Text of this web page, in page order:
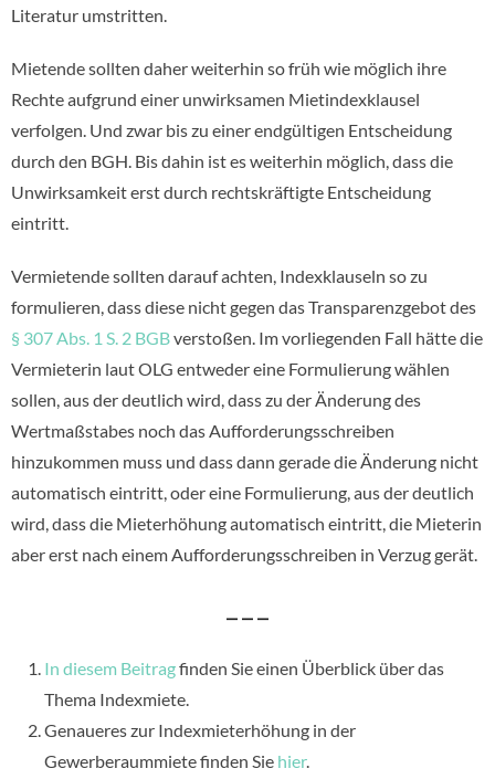
Literatur umstritten.
Mietende sollten daher weiterhin so früh wie möglich ihre
Rechte aufgrund einer unwirksamen Mietindexklausel
verfolgen. Und zwar bis zu einer endgültigen Entscheidung
durch den BGH. Bis dahin ist es weiterhin möglich, dass die
Unwirksamkeit erst durch rechtskräftigte Entscheidung
eintritt.
Vermietende sollten darauf achten, Indexklauseln so zu
formulieren, dass diese nicht gegen das Transparenzgebot des
§ 307 Abs. 1 S. 2 BGBverstoßen. Im vorliegenden Fall hätte die
Vermieterin laut OLG entweder eine Formulierung wählen
sollen, aus der deutlich wird, dass zu der Änderung des
Wertmaßstabes noch das Aufforderungsschreiben
hinzukommen muss und dass dann gerade die Änderung nicht
automatisch eintritt, oder eine Formulierung, aus der deutlich
wird, dass die Mieterhöhung automatisch eintritt, die Mieterin
aber erst nach einem Aufforderungsschreiben in Verzug gerät.
– – –
In diesem Beitragfinden Sie einen Überblick über das
Thema Indexmiete.
Genaueres zur Indexmieterhöhung in der
Gewerberaummiete finden Sie hier.